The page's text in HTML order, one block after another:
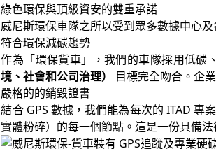
綠色環保與頂級資安的雙重承諾
威尼斯環保車隊之所以受到眾多數據中心
符合環保減碳趨勢
作為「環保貨車」，我們的車隊採用低碳
境、社會和公司治理）
目標完全吻合。企
嚴格的的銷毀證書
結合 GPS 數據，我們能為每次的 ITAD 專
實體粉碎）的每一個節點。這是一份具備